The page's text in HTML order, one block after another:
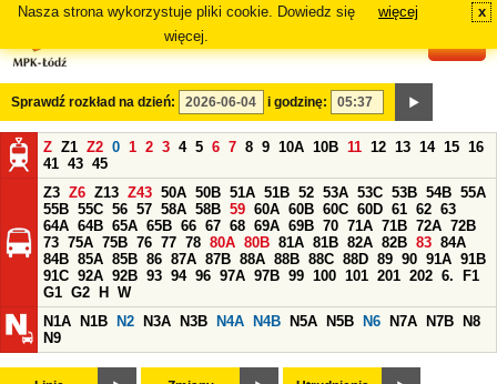
Nasza strona wykorzystuje pliki cookie. Dowiedz się
więcej.
więcej x
Sprawdź rozkład na dzień: i godzinę:
Z Z1 Z2 0 1 2 3 4 5 6 7 8 9 10A 10B 11 12 13 14 15 16
41 43 45
Z3 Z6 Z13 Z43 50A 50B 51A 51B 52 53A 53C 53B 54B 55A
55B 55C 56 57 58A 58B 59 60A 60B 60C 60D 61 62 63
64A 64B 65A 65B 66 67 68 69A 69B 70 71A 71B 72A 72B
73 75A 75B 76 77 78 80A 80B 81A 81B 82A 82B 83 84A
84B 85A 85B 86 87A 87B 88A 88B 88C 88D 89 90 91A 91B
91C 92A 92B 93 94 96 97A 97B 99 100 101 201 202 6.
F1
G1 G2 H
W
N1A
N1B N2 N3A N3B N4A N4B N5A N5B N6 N7A N7B
N8
N9